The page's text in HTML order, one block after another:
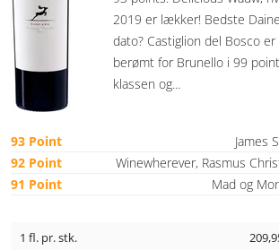
2019 er lækker! Bedste
dato? Castiglion del Bosco er
berømt for Brunello i 99
klassen og...
93 Point
James
92 Point
Winewherever, Rasmus
91 Point
Mad og
1 fl. pr. stk.